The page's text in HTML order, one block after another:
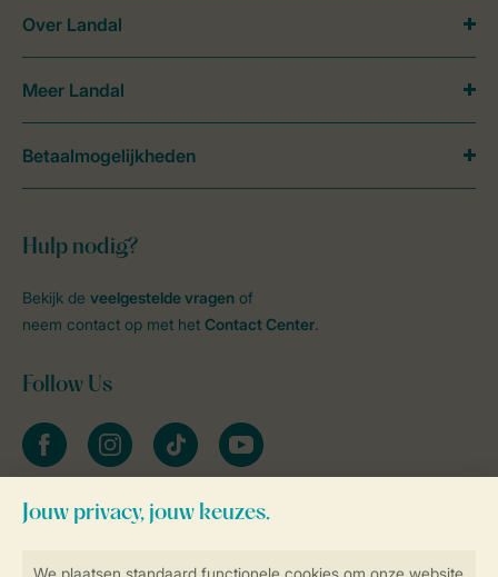
Hulp nodig?
Bekijk de veelgestelde vragen of
neem contact op met het Contact Center.
Follow Us
facebookinstagramtiktok youtube
Blijf op de hoogte
Over Landal
Meer Landal
Betaalmogelijkheden